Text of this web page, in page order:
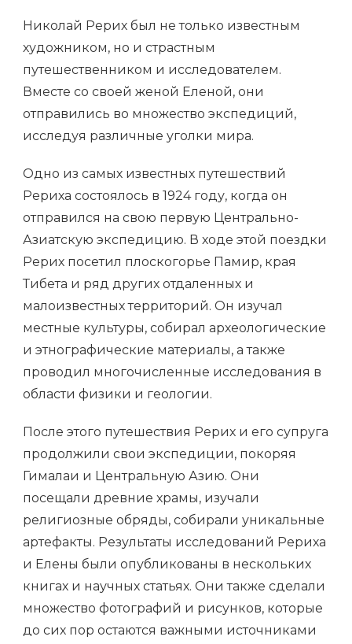
Николай Рерих был не только известным
художником, но и страстным
путешественником и исследователем.
Вместе со своей женой Еленой, они
отправились во множество экспедиций,
исследуя различные уголки мира.
Одно из самых известных путешествий
Рериха состоялось в 1924 году, когда он
отправился на свою первую Центрально-
Азиатскую экспедицию. В ходе этой поездки
Рерих посетил плоскогорье Памир, края
Тибета и ряд других отдаленных и
малоизвестных территорий. Он изучал
местные культуры, собирал археологические
и этнографические материалы, а также
проводил многочисленные исследования в
области физики и геологии.
После этого путешествия Рерих и его супруга
продолжили свои экспедиции, покоряя
Гималаи и Центральную Азию. Они
посещали древние храмы, изучали
религиозные обряды, собирали уникальные
артефакты. Результаты исследований Рериха
и Елены были опубликованы в нескольких
книгах и научных статьях. Они также сделали
множество фотографий и рисунков, которые
до сих пор остаются важными источниками